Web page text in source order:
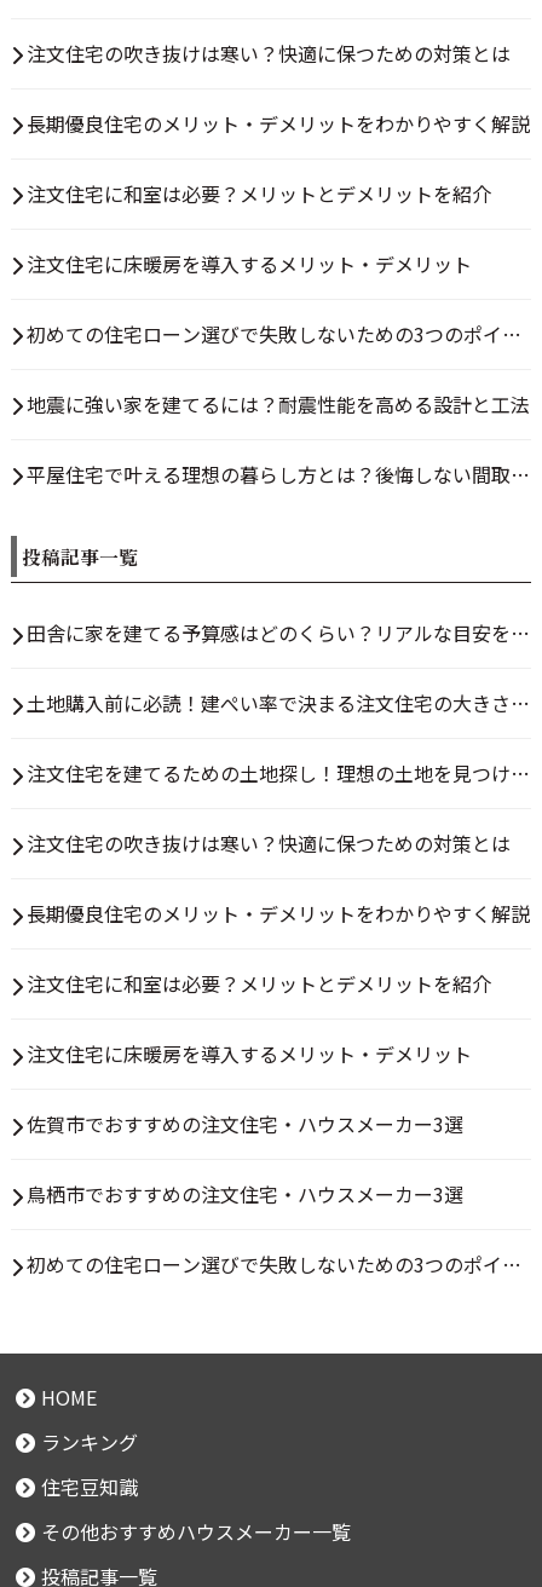
方法とは
注文住宅の吹き抜けは寒い？快適に保つための対策とは
長期優良住宅のメリット・デメリットをわかりやすく解説
注文住宅に和室は必要？メリットとデメリットを紹介
注文住宅に床暖房を導入するメリット・デメリット
初めての住宅ローン選びで失敗しないための3つのポイン
ト
地震に強い家を建てるには？耐震性能を高める設計と工法
平屋住宅で叶える理想の暮らし方とは？後悔しない間取り
の決め方
投稿記事一覧
田舎に家を建てる予算感はどのくらい？リアルな目安を解
説
土地購入前に必読！建ぺい率で決まる注文住宅の大きさと
は？
注文住宅を建てるための土地探し！理想の土地を見つける
方法とは
注文住宅の吹き抜けは寒い？快適に保つための対策とは
長期優良住宅のメリット・デメリットをわかりやすく解説
注文住宅に和室は必要？メリットとデメリットを紹介
注文住宅に床暖房を導入するメリット・デメリット
佐賀市でおすすめの注文住宅・ハウスメーカー3選
鳥栖市でおすすめの注文住宅・ハウスメーカー3選
初めての住宅ローン選びで失敗しないための3つのポイン
HOME
ランキング
住宅豆知識
その他おすすめハウスメーカー一覧
投稿記事一覧